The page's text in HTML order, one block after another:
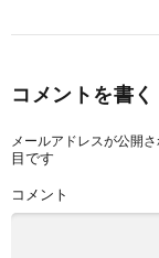
コメントを書く
メールアドレスが公開
目です
コメント